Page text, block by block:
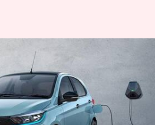
में इन
का चला जादू, लिस्ट
11:10 am